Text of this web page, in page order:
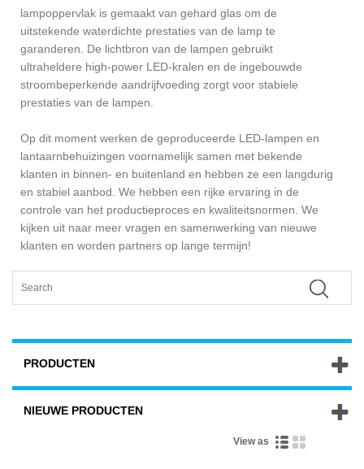
lampoppervlak is gemaakt van gehard glas om de
uitstekende waterdichte prestaties van de lamp te
garanderen. De lichtbron van de lampen gebruikt
ultraheldere high-power LED-kralen en de ingebouwde
stroombeperkende aandrijfvoeding zorgt voor stabiele
prestaties van de lampen.
Op dit moment werken de geproduceerde LED-lampen en
lantaarnbehuizingen voornamelijk samen met bekende
klanten in binnen- en buitenland en hebben ze een langdurig
en stabiel aanbod. We hebben een rijke ervaring in de
controle van het productieproces en kwaliteitsnormen. We
kijken uit naar meer vragen en samenwerking van nieuwe
klanten en worden partners op lange termijn!
PRODUCTEN
NIEUWE PRODUCTEN
View as